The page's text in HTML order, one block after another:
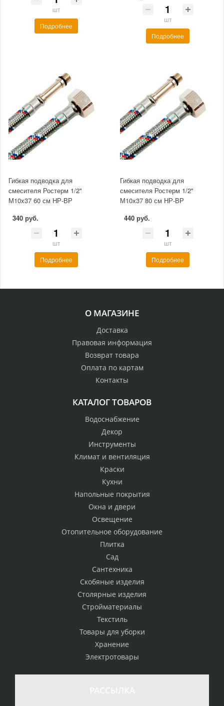
шт
Подробнее
шт
Подробнее
Гибкая подводка для
смесителя Ростерм 1/2"
М10x37 60 см НР-ВР
340 руб.
шт
Подробнее
Гибкая подводка для
смесителя Ростерм 1/2"
М10х37 80 см НР-ВР
440 руб.
шт
Подробнее
О МАГАЗИНЕ
Доставка
Правовая информация
Возврат товара
Оплата по картам
Контакты
КАТАЛОГ ТОВАРОВ
Водоснабжение
Декор
Инструменты
Климат и вентиляция
Краски
Кухни
Напольные покрытия
Окна и двери
Освещение
Отопительное оборудование
Плитка
Сад
Сантехника
Скобяные изделия
Столярные изделия
Стройматериалы
Текстиль
Товары для уборки
Хранение
Электротовары